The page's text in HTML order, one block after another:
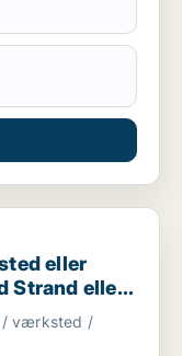
til leje i Greve,
eller
Strand eller
/ værksted /